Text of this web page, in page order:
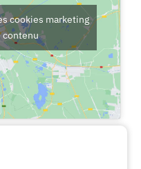
cookies marketing
contenu